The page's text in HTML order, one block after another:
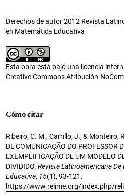
Derechos de autor 2012 Revista
en Matemática Educativa
Esta obra está bajo una licencia
Creative Commons Atribución-
Cómo citar
Ribeiro, C. M., Carrillo, J., & Monteiro,
DE COMUNICAÇÃO DO PROFESSOR
EXEMPLIFICAÇÃO DE UM MODELO
DIVIDIDO. Revista Latinoamericana
Educativa, 15(1), 93-121.
https://www.relime.org/index.php/